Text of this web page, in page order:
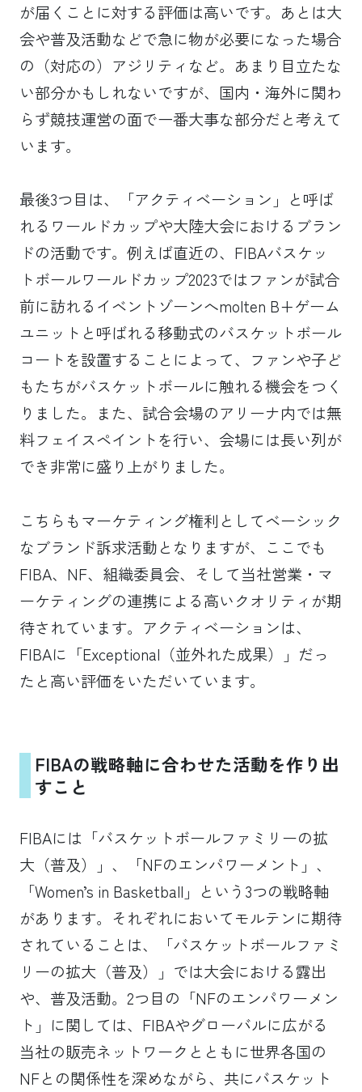
が届くことに対する評価は高いです。あとは大
会や普及活動などで急に物が必要になった場合
の（対応の）アジリティなど。あまり目立たな
い部分かもしれないですが、国内・海外に関わ
らず競技運営の面で一番大事な部分だと考えて
います。
最後3つ目は、「アクティベーション」と呼ば
れるワールドカップや大陸大会におけるブラン
ドの活動です。例えば直近の、FIBAバスケッ
トボールワールドカップ2023ではファンが試合
前に訪れるイベントゾーンへmolten B+ゲーム
ユニットと呼ばれる移動式のバスケットボール
コートを設置することによって、ファンや子ど
もたちがバスケットボールに触れる機会をつく
りました。また、試合会場のアリーナ内では無
料フェイスペイントを行い、会場には長い列が
でき非常に盛り上がりました。
こちらもマーケティング権利としてベーシック
なブランド訴求活動となりますが、ここでも
FIBA、NF、組織委員会、そして当社営業・マ
ーケティングの連携による高いクオリティが期
待されています。アクティベーションは、
FIBAに「Exceptional（並外れた成果）」だっ
たと高い評価をいただいています。
FIBAの戦略軸に合わせた活動を作り出
すこと
FIBAには「バスケットボールファミリーの拡
大（普及）」、「NFのエンパワーメント」、
「Women’s in Basketball」という3つの戦略軸
があります。それぞれにおいてモルテンに期待
されていることは、「バスケットボールファミ
リーの拡大（普及）」では大会における露出
や、普及活動。2つ目の「NFのエンパワーメン
ト」に関しては、FIBAやグローバルに広がる
当社の販売ネットワークとともに世界各国の
NFとの関係性を深めながら、共にバスケット